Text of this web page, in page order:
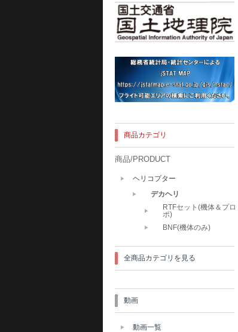
商品カテゴリ
商品/PRODUCT
ヘリコプター
デカヘリ
RTFセット(機体＆プロ
ポ)
BNF(機体のみ)
全商品カテゴリを見る
動画
動画一覧